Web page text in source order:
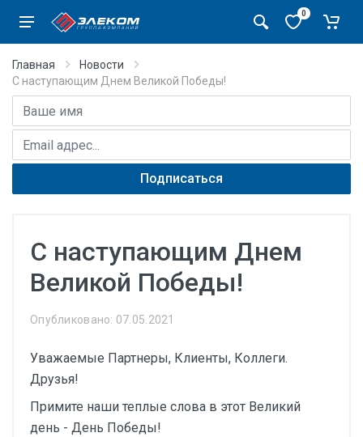
0
Главная
Новости
С наступающим Днем Великой Победы!
Имя
E-mail адрес
Подписаться
С наступающим Днем
Великой Победы!
Опубликовано: 07.05.2021
Уважаемые Партнеры, Клиенты, Коллеги.
Друзья!
Примите наши теплые слова в этот Великий
день - День Победы!